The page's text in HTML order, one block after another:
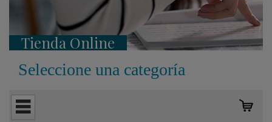
Tienda Online
Seleccione una categoría